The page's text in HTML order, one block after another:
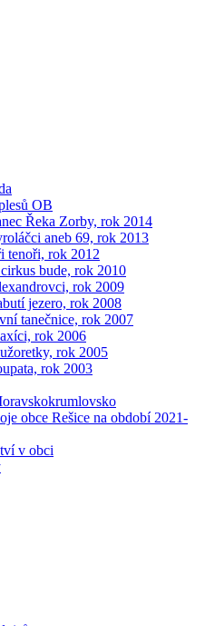
OB
Řeka Zorby, rok 2014
aneb 69, rok 2013
tenoři, rok 2012
bude, rok 2010
rok 2009
jezero, rok 2008
tanečnice, rok 2007
rok 2006
rok 2005
rok 2003
obce Rešice na období 2021-
v obci